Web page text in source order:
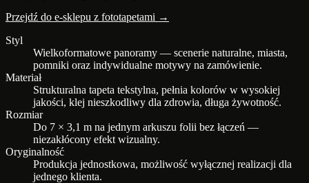
Przejdź do e-sklepu z fototapetami →
Styl
Wielkoformatowe panoramy — scenerie naturalne, miasta,
pomniki oraz indywidualne motywy na zamówienie.
Materiał
Strukturalna tapeta tekstylna, pełnia kolorów w wysokiej
jakości, klej nieszkodliwy dla zdrowia, długa żywotność.
Rozmiar
Do 7 × 3,1 m na jednym arkuszu folii bez łączeń —
niezakłócony efekt wizualny.
Oryginalność
Produkcja jednostkowa, możliwość wyłącznej realizacji dla
jednego klienta.